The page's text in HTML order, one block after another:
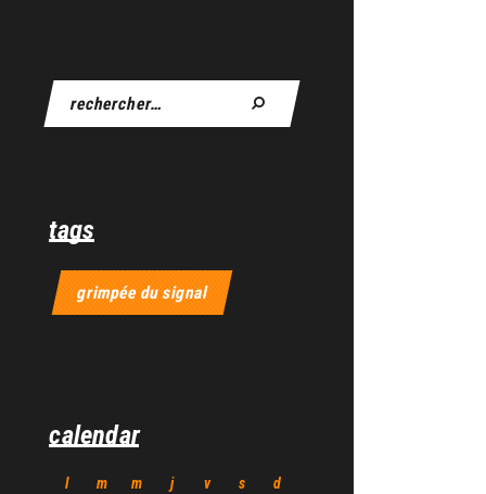
tags
grimpée du signal
calendar
l m m j v s d